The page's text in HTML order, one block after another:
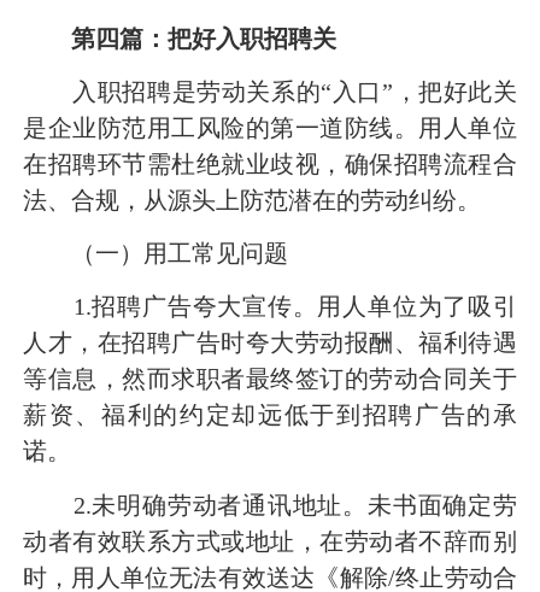
第四篇：把好入职招聘关
入职招聘是劳动关系的“入口”，把好此关
是企业防范用工风险的第一道防线。用人单位
在招聘环节需杜绝就业歧视，确保招聘流程合
法、合规，从源头上防范潜在的劳动纠纷。
（一）用工常见问题
1.招聘广告夸大宣传。用人单位为了吸引
人才，在招聘广告时夸大劳动报酬、福利待遇
等信息，然而求职者最终签订的劳动合同关于
薪资、福利的约定却远低于到招聘广告的承
诺。
2.未明确劳动者通讯地址。未书面确定劳
动者有效联系方式或地址，在劳动者不辞而别
时，用人单位无法有效送达《解除/终止劳动合